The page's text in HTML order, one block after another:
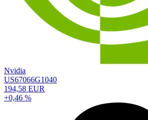
Nvidia
US67066G1040
194,58 EUR
+0,46 %